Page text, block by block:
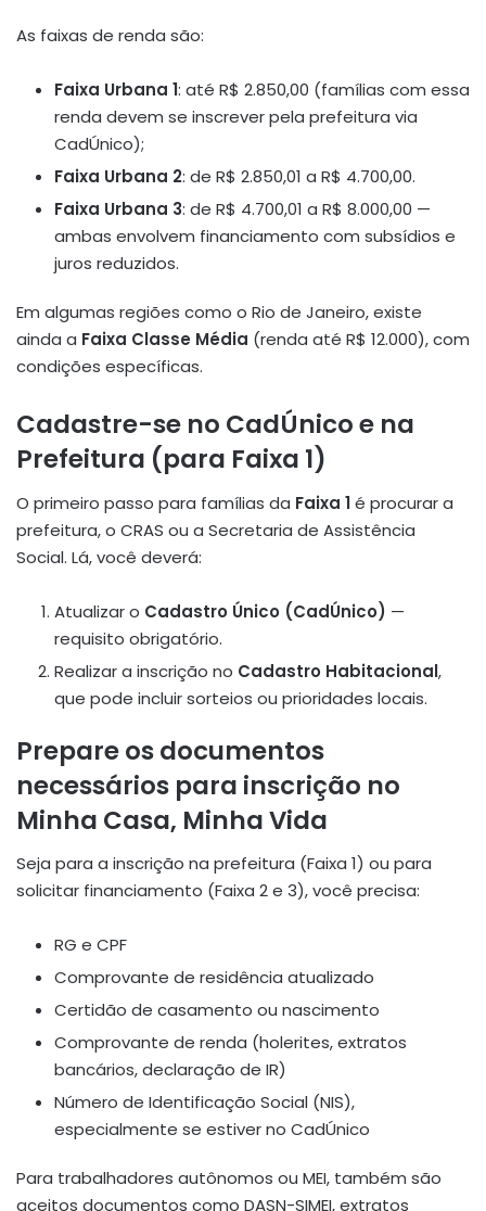
As faixas de renda são:
Faixa Urbana 1: até R$ 2.850,00 (famílias com essa
renda devem se inscrever pela prefeitura via
CadÚnico);
Faixa Urbana 2: de R$ 2.850,01 a R$ 4.700,00.
Faixa Urbana 3: de R$ 4.700,01 a R$ 8.000,00 —
ambas envolvem financiamento com subsídios e
juros reduzidos.
Em algumas regiões como o Rio de Janeiro, existe
ainda a Faixa Classe Média (renda até R$ 12.000), com
condições específicas.
Cadastre-se no CadÚnico e na
Prefeitura (para Faixa 1)
O primeiro passo para famílias da Faixa 1é procurar a
prefeitura, o CRAS ou a Secretaria de Assistência
Social. Lá, você deverá:
Atualizar o Cadastro Único (CadÚnico) —
requisito obrigatório.
Realizar a inscrição no Cadastro Habitacional,
que pode incluir sorteios ou prioridades locais.
Prepare os documentos
necessários para inscrição no
Minha Casa, Minha Vida
Seja para a inscrição na prefeitura (Faixa 1) ou para
solicitar financiamento (Faixa 2 e 3), você precisa:
RG e CPF
Comprovante de residência atualizado
Certidão de casamento ou nascimento
Comprovante de renda (holerites, extratos
bancários, declaração de IR)
Número de Identificação Social (NIS),
especialmente se estiver no CadÚnico
Para trabalhadores autônomos ou MEI, também são
aceitos documentos como DASN-SIMEI, extratos